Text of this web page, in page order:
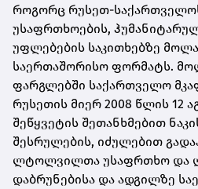
როგორც რუსეთ-
უსაფრთხოების,
უფლებების საკითხებზე
საერთაშორისო ფორმატს.
ფარგლებში საქართველო
რუსეთის მიერ 2008 წლის 12
შეწყვეტის შეთანხმებით
შესრულების, იძულებით
ლტოლვილთა უსაფრთხო და
დაბრუნებისა და ადგილზე